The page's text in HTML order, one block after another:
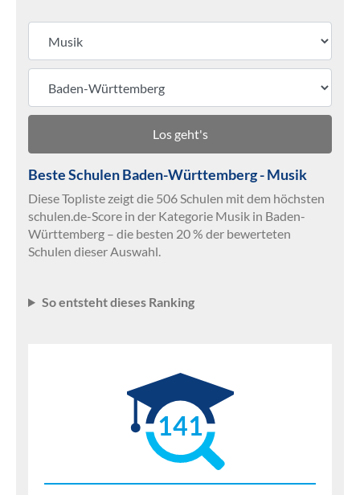
Los geht's
Beste Schulen Baden-Württemberg - Musik
Diese Topliste zeigt die 506 Schulen mit dem höchsten
schulen.de-Score in der Kategorie Musik in Baden-
Württemberg – die besten 20 % der bewerteten
Schulen dieser Auswahl.
So entsteht dieses Ranking
141